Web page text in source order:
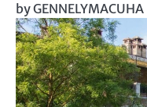
byGENNELYMACUHA